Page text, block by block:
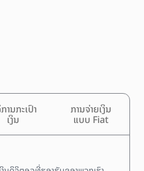
ານກະເປົາ
ເງິນ
ການຈ່າຍເງິນ
ແບບ Fiat